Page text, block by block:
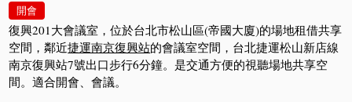
開會
復興201大會議室，位於台北市松山區(帝國大廈)的場地租借共享
空間，鄰近捷運南京復興站的會議室空間，台北捷運松山新店線
南京復興站7號出口步行6分鐘。是交通方便的視聽場地共享空
間。適合開會、會議。